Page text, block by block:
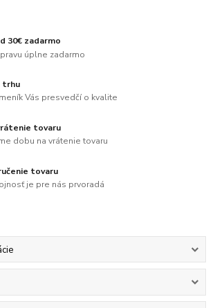
30€ zadarmo
úplne zadarmo
trhu
Vás presvedčí o kvalite
tovaru
dobu na vrátenie tovaru
tovaru
je pre nás prvoradá